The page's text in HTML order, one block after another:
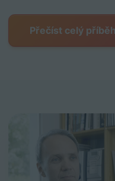
Přečíst celý příběh